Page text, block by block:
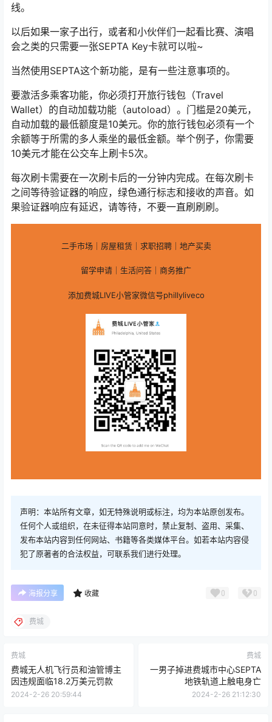
线。
以后如果一家子出行，或者和小伙伴们一起看比赛、演唱
会之类的只需要一张SEPTA Key卡就可以啦~
当然使用SEPTA这个新功能，是有一些注意事项的。
要激活多乘客功能，你必须打开旅行钱包（Travel
Wallet）的自动加载功能（autoload）。门槛是20美元，
自动加载的最低额度是10美元。你的旅行钱包必须有一个
余额等于所需的多人乘坐的最低金额。举个例子，你需要
10美元才能在公交车上刷卡5次。
每次刷卡需要在一次刷卡后的一分钟内完成。在每次刷卡
之间等待验证器的响应，绿色通行标志和接收的声音。如
果验证器响应有延迟，请等待，不要一直刷刷刷。
二手市场｜房屋租赁｜求职招聘｜地产买卖
留学申请｜生活问答｜商务推广
添加费城LIVE小管家微信号phillyliveco
声明：本站所有文章，如无特殊说明或标注，均为本站原创发布。
任何个人或组织，在未征得本站同意时，禁止复制、盗用、采集、
发布本站内容到任何网站、书籍等各类媒体平台。如若本站内容侵
犯了原著者的合法权益，可联系我们进行处理。
海报分享 收藏 0 0
费城
费城
费城无人机飞行员和油管博主
因违规面临18.2万美元罚款
2024-2-26 20:59:44
费城
一男子掉进费城市中心SEPTA
地铁轨道上触电身亡
2024-2-26 21:12:30